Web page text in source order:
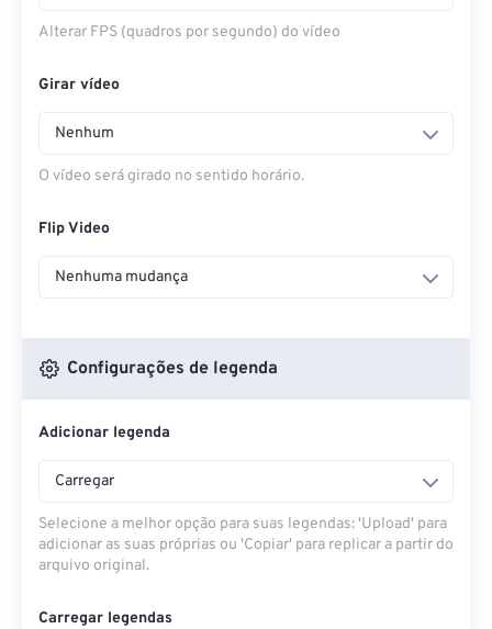
Alterar FPS (quadros por segundo) do vídeo
Girar vídeo
Nenhum
O vídeo será girado no sentido horário.
Flip Video
Nenhuma mudança
Configurações de legenda
Adicionar legenda
Carregar
Selecione a melhor opção para suas legendas: 'Upload' para
adicionar as suas próprias ou 'Copiar' para replicar a partir do
arquivo original.
Carregar legendas